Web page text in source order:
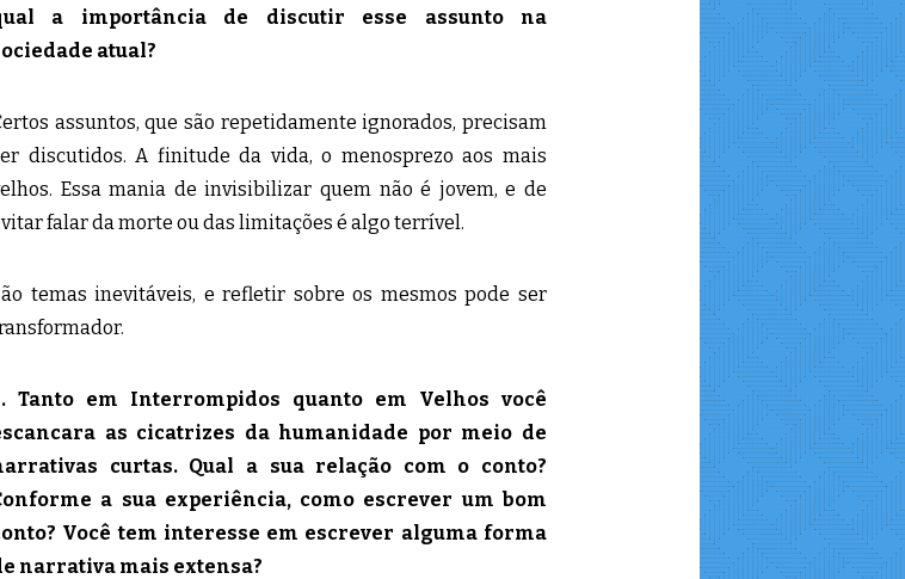
a importância de discutir esse assunto na
atual?
assuntos, que são repetidamente ignorados, precisam
discutidos. A finitude da vida, o menosprezo aos mais
Essa mania de invisibilizar quem não é jovem, e de
falar da morte ou das limitações é algo terrível.
temas inevitáveis, e refletir sobre os mesmos pode ser
Tanto em Interrompidos quanto em Velhos você
as cicatrizes da humanidade por meio de
curtas. Qual a sua relação com o conto?
a sua experiência, como escrever um bom
Você tem interesse em escrever alguma forma
narrativa mais extensa?